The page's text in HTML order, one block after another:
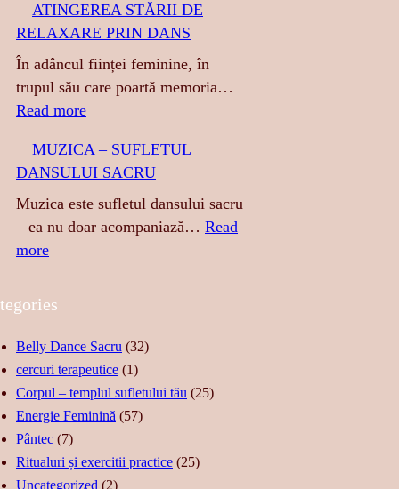
I
G
R
E
S
:
S
E
N
T
A
T
,
F
ATINGEREA STĂRII DE
RELAXARE PRIN DANS
În adâncul ființei feminine, în
trupul său care poartă memoria…
Read more:
T
I
N
G
S
T
Ă
R
I
D
MUZICA – SUFLETUL
DANSULUI SACRU
Muzica este sufletul dansului sacru
– ea nu doar acompaniază… Read
more:
I
C
A
–
S
U
F
Belly Dance Sacru (32)
cercuri terapeutice (1)
Corpul – templul sufletului tău (25)
Energie Feminină (57)
Pântec (7)
Ritualuri și exercitii practice (25)
Uncategorized (2)